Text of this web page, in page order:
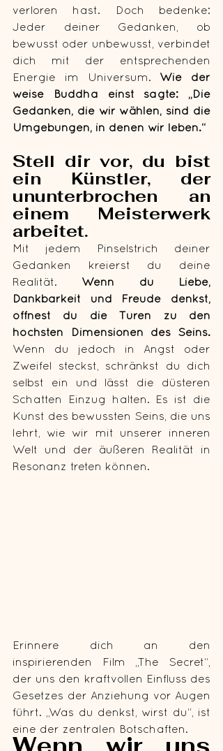
verloren hast. Doch bedenke:
Jeder deiner Gedanken, ob
bewusst oder unbewusst, verbindet
dich mit der entsprechenden
Energie im Universum.
Wie der
weise Buddha einst sagte: „Die
Gedanken, die wir wählen, sind die
Umgebungen, in denen wir leben.“
Stell dir vor, du bist
ein Künstler, der
ununterbrochen an
einem Meisterwerk
arbeitet.
Mit jedem Pinselstrich deiner
Gedanken kreierst du deine
Realität.
Wenn du Liebe,
Dankbarkeit und Freude denkst,
öffnest du die Türen zu den
höchsten Dimensionen des Seins.
Wenn du jedoch in Angst oder
Zweifel steckst, schränkst du dich
selbst ein und lässt die düsteren
Schatten Einzug halten. Es ist die
Kunst des bewussten Seins, die uns
lehrt, wie wir mit unserer inneren
Welt und der äußeren Realität in
Resonanz treten können.
Erinnere dich an den
inspirierenden Film „The Secret“,
der uns den kraftvollen Einfluss des
Gesetzes der Anziehung vor Augen
führt. „Was du denkst, wirst du“, ist
eine der zentralen Botschaften.